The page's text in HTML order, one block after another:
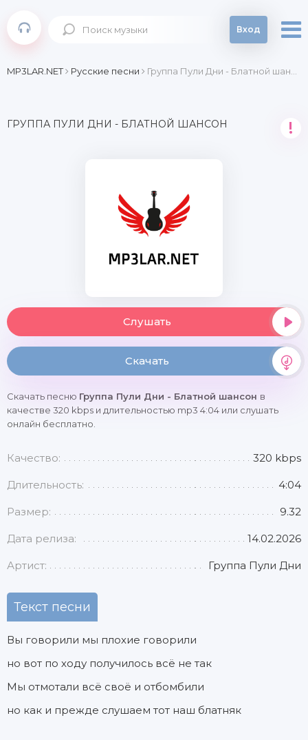
Вход
MP3LAR.NET Русские песни Группа Пули Дни - Блатной шансон
ГРУППА ПУЛИ ДНИ - БЛАТНОЙ ШАНСОН !
Слушать
Скачать
Скачать песню Группа Пули Дни - Блатной шансон в
качестве 320 kbps и длительностью mp3 4:04 или слушать
онлайн бесплатно.
Качество: 320 kbps
Длительность: 4:04
Размер: 9.32
Дата релиза: 14.02.2026
Артист: Группа Пули Дни
Текст песни
Вы говорили мы плохие говорили
но вот по ходу получилось всё не так
Мы отмотали всё своё и отбомбили
но как и прежде слушаем тот наш блатняк